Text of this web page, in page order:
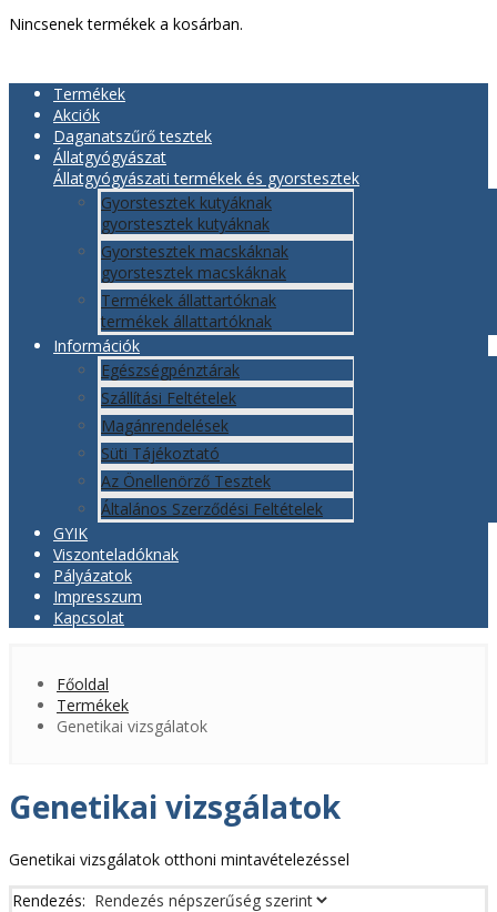
Nincsenek termékek a kosárban.
Termékek
Akciók
Daganatszűrő tesztek
Állatgyógyászat
Állatgyógyászati termékek és gyorstesztek
Gyorstesztek kutyáknak
gyorstesztek kutyáknak
Gyorstesztek macskáknak
gyorstesztek macskáknak
Termékek állattartóknak
termékek állattartóknak
Információk
Egészségpénztárak
Szállítási Feltételek
Magánrendelések
Süti Tájékoztató
Az Önellenörző Tesztek
Általános Szerződési Feltételek
GYIK
Viszonteladóknak
Pályázatok
Impresszum
Kapcsolat
Főoldal
Termékek
Genetikai vizsgálatok
Genetikai vizsgálatok
Genetikai vizsgálatok otthoni mintavételezéssel
Rendezés: